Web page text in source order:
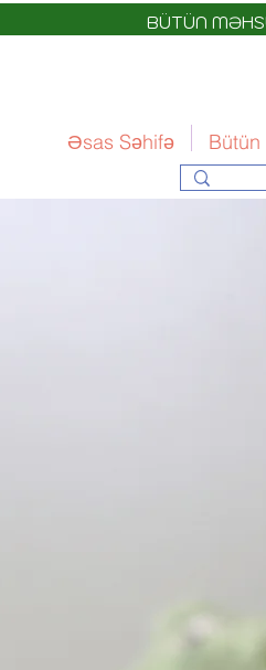
BÜTÜN
Əsas Səhifə